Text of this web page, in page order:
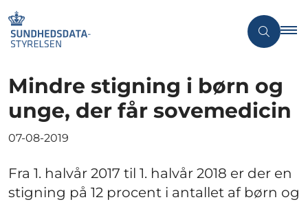
Mindre stigning i børn og
unge, der får sovemedicin
07-08-2019
Fra 1. halvår 2017 til 1. halvår 2018 er der en
stigning på 12 procent i antallet af børn og